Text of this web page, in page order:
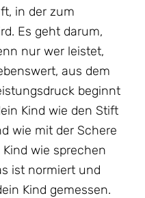
in der zum
Es geht darum,
nur wer leistet,
aus dem
beginnt
Kind wie den Stift
wie mit der Schere
wie sprechen
ist normiert und
Kind gemessen.